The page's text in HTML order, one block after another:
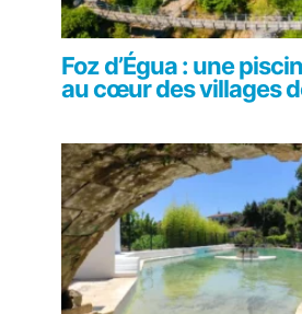
Foz d’Égua : une
au cœur des villages